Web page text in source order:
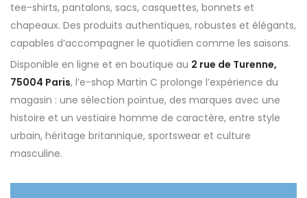
tee-shirts, pantalons, sacs, casquettes, bonnets et
chapeaux. Des produits authentiques, robustes et élégants,
capables d’accompagner le quotidien comme les saisons.
Disponible en ligne et en boutique au 2 rue de Turenne,
75004 Paris, l’e-shop Martin C prolonge l’expérience du
magasin : une sélection pointue, des marques avec une
histoire et un vestiaire homme de caractère, entre style
urbain, héritage britannique, sportswear et culture
masculine.